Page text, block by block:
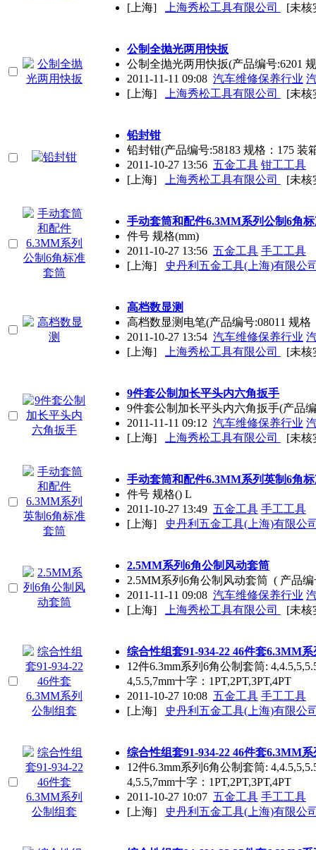
[上海]
上海秀松工具有限公司 [未核
公制全抛光两用快扳
公制全抛光两用快扳(产品编号:6201
2011-11-11 09:08 汽车维修保养行业
[上海]
上海秀松工具有限公司 [未核
铅封钳
铅封钳(产品编号:58183 规格：175 装
2011-10-27 13:56 五金工具 钳工工具
[上海]
上海秀松工具有限公司 [未核
手动套筒和配件6.3MM系列公制6角
件号 规格(mm)
2011-10-27 13:56 五金工具 手工工具
[上海]
史丹利五金工具(上海)有限公
高档数显测
高档数显测电笔(产品编号:08011 规格
2011-10-27 13:54 汽车维修保养行业
[上海]
上海秀松工具有限公司 [未核
9件套公制加长平头内六角扳手
9件套公制加长平头内六角扳手(产品
2011-11-11 09:12 汽车维修保养行业
[上海]
上海秀松工具有限公司 [未核
手动套筒和配件6.3MM系列英制6角
件号 规格() L
2011-10-27 13:49 五金工具 手工工具
[上海]
史丹利五金工具(上海)有限公
2.5MM系列6角公制风动套筒
2.5MM系列6角公制风动套筒 ( 产品
2011-11-11 09:08 汽车维修保养行业
[上海]
上海秀松工具有限公司 [未核
综合性组套91-934-22 46件套6.3MM
12件6.3mm系列6角公制套筒:
4,5.5,7mm十字：1PT,2PT,3PT,4PT
2011-10-27 10:08 五金工具 手工工具
[上海]
史丹利五金工具(上海)有限公
综合性组套91-934-22 46件套6.3MM
12件6.3mm系列6角公制套筒:
4,5.5,7mm十字：1PT,2PT,3PT,4PT
2011-10-27 10:07 五金工具 手工工具
[上海]
史丹利五金工具(上海)有限公